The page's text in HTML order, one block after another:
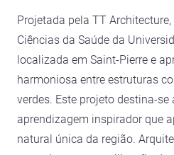
Projetada pela TT
Ciências da Saúde da
localizada em Saint-Pierre e
harmoniosa entre estruturas
verdes. Este projeto destina-
aprendizagem inspirador que
natural única da região.